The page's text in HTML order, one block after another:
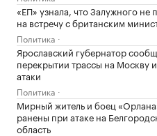
«ЕП» узнала, что Залужного не
на встречу с британским
Политика
Ярославский губернатор
перекрытии трассы на Москву
атаки
Политика
Мирный житель и боец
ранены при атаке на
область